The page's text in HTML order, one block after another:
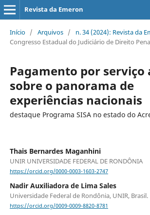
Revista da Emeron
Início / Arquivos / n. 34 (2024): Revista da
Congresso Estadual do Judiciário de Direito
Pagamento por
sobre o panorama de
experiências nacionais
destaque Programa SISA no estado do
Thais Bernardes Maganhini
UNIR UNIVERSIDADE FEDERAL DE RONDÔNIA
https://orcid.org/0000-0003-1603-2747
Nadir Auxiliadora de Lima Sales
Universidade Federal de Rondônia, UNIR, Brasil.
https://orcid.org/0009-0009-8820-8781